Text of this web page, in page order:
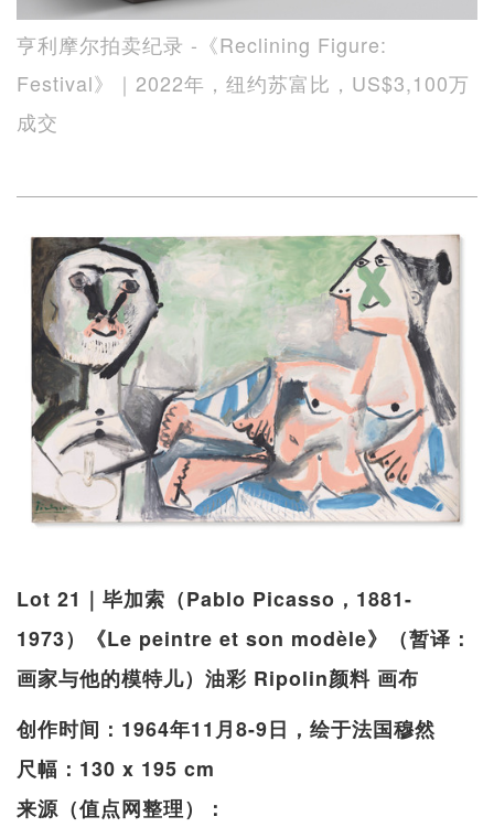
亨利摩尔拍卖纪录 -《Reclining Figure:
Festival》｜2022年，纽约苏富比，US$3,100万
成交
Lot 21｜毕加索（Pablo Picasso，1881-
1973）《Le peintre et son modèle》（暂译：
画家与他的模特儿）油彩 Ripolin颜料 画布
创作时间：1964年11月8-9日，绘于法国穆然
尺幅：130 x 195 cm
来源（值点网整理）：